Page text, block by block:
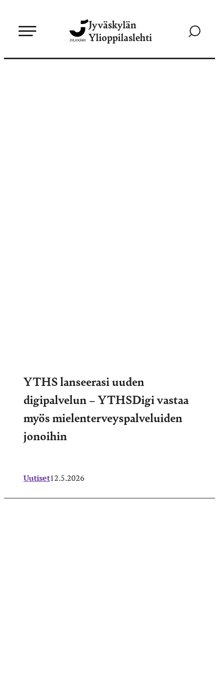
sisältöön
Jyväskylän
Ylioppilaslehti
Siirry
YTHS lanseerasi uuden
digipalvelun – YTHSDigi vastaa
myös mielenterveyspalveluiden
jonoihin
Uutiset12.5.2026